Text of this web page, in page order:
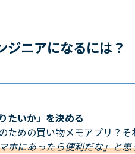
ジニアになるには？
たいか」を決める
ための買い物メモアプリ？
ホにあったら便利だな」と